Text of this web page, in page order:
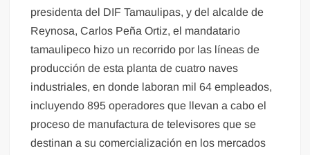
presidenta del DIF Tamaulipas, y del alcalde de
Reynosa, Carlos Peña Ortiz, el mandatario
tamaulipeco hizo un recorrido por las líneas de
producción de esta planta de cuatro naves
industriales, en donde laboran mil 64 empleados,
incluyendo 895 operadores que llevan a cabo el
proceso de manufactura de televisores que se
destinan a su comercialización en los mercados